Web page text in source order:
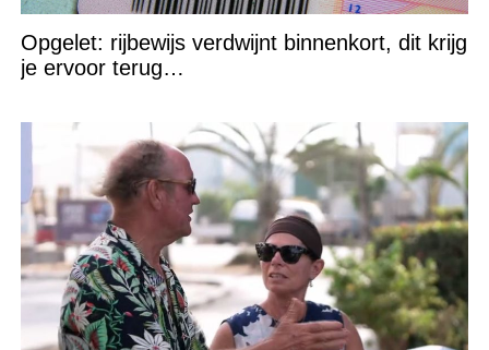
Opgelet: rijbewijs verdwijnt binnenkort, dit krijg
je ervoor terug…